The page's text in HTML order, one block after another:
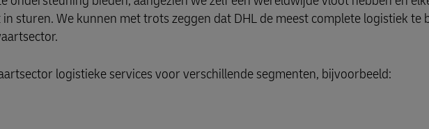
sturen. We kunnen met trots zeggen dat DHL de meest complete logistiek te
logistieke services voor verschillende segmenten, bijvoorbeeld: